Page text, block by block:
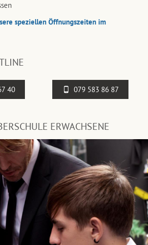
speziellen Öffnungszeiten im
40 079 583 86 87
ERWACHSENE